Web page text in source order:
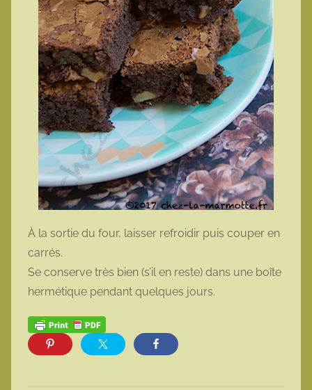
À la sortie du four, laisser refroidir puis couper en
carrés.
Se conserve très bien (s’il en reste) dans une boîte
hermétique pendant quelques jours.